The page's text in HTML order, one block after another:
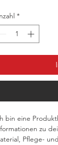
*
bin eine
zu
Pflege-